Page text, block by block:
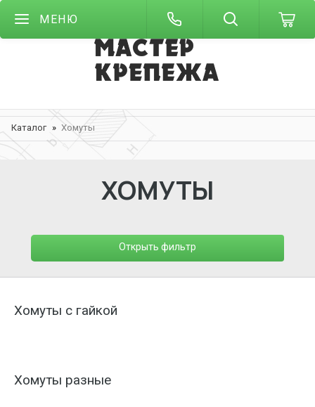
МЕНЮ
Каталог Хомуты
ХОМУТЫ
Открыть фильтр
Хомуты с гайкой
Хомуты разные